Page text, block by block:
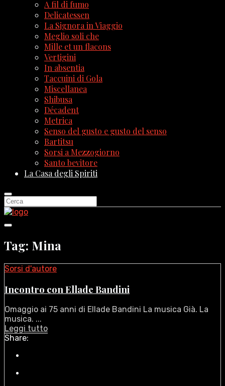
A fil di fumo
Delicatessen
La Signora in Viaggio
Meglio soli che
Mille et un flacons
Vertigini
In absentia
Taccuini di Gola
Miscellanea
Shibusa
Décadent
Metrica
Senso del gusto e gusto del senso
Bartitsu
Sorsi a Mezzogiorno
Santo bevitore
La Casa degli Spiriti
Tag: Mina
Sorsi d'autore
Incontro con Ellade Bandini
Omaggio ai 75 anni di Ellade Bandini La musica Già. La
musica. ...
Leggi tutto
Share: